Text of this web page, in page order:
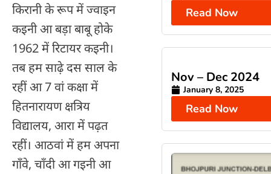
किरानी के रूप में ज्वाइन
कइनी आ बड़ा बाबू होके
1962 में रिटायर कइनी।
तब हम साढ़े दस साल के
रहीं आ 7 वां कक्षा में
हितनारायण क्षत्रिय
विद्यालय, आरा में पढ़त
रहीं। आठवां में हम अपना
गाँवे, चाँदी आ गइनी आ
Read Now
Nov – Dec 2024
January 8, 2025
Read Now